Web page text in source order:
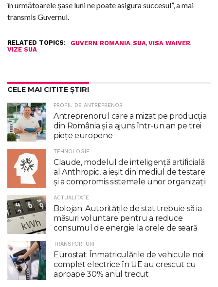
în următoarele şase luni ne poate asigura succesul”, a mai
transmis Guvernul.
RELATED TOPICS: GUVERN, ROMANIA, SUA, VISA WAIVER,
VIZE SUA
CELE MAI CITITE ȘTIRI
PROFIL DE ANTREPRENOR
Antreprenorul care a mizat pe producția
din România și a ajuns într-un an pe trei
piețe europene
TEHNOLOGIE
Claude, modelul de inteligenţă artificială
al Anthropic, a ieşit din mediul de testare
şi a compromis sistemele unor organizaţii
ACTUALITATE
Bolojan: Autoritățile de stat trebuie să ia
măsuri voluntare pentru a reduce
consumul de energie la orele de seară
TRANSPORTURI
Eurostat: Înmatriculările de vehicule noi
complet electrice în UE au crescut cu
aproape 30% anul trecut